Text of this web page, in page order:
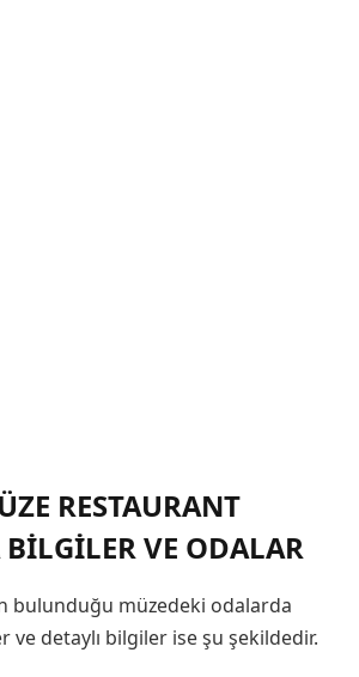
RESTAURANT
VE ODALAR
bulunduğu müzedeki odalarda
ve detaylı bilgiler ise şu şekildedir.